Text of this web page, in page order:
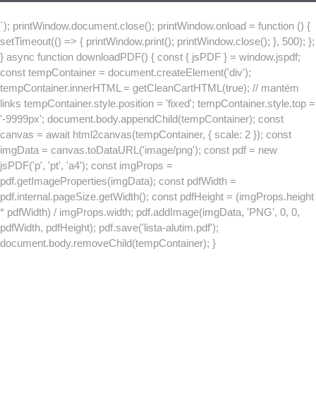
`); printWindow.document.close(); printWindow.onload = function () {
setTimeout(() => { printWindow.print(); printWindow.close(); }, 500); };
} async function downloadPDF() { const { jsPDF } = window.jspdf;
const tempContainer = document.createElement('div');
tempContainer.innerHTML = getCleanCartHTML(true); // mantém
links tempContainer.style.position = 'fixed'; tempContainer.style.top =
'-9999px'; document.body.appendChild(tempContainer); const
canvas = await html2canvas(tempContainer, { scale: 2 }); const
imgData = canvas.toDataURL('image/png'); const pdf = new
jsPDF('p', 'pt', 'a4'); const imgProps =
pdf.getImageProperties(imgData); const pdfWidth =
pdf.internal.pageSize.getWidth(); const pdfHeight = (imgProps.height
* pdfWidth) / imgProps.width; pdf.addImage(imgData, 'PNG', 0, 0,
pdfWidth, pdfHeight); pdf.save('lista-alutim.pdf');
document.body.removeChild(tempContainer); }